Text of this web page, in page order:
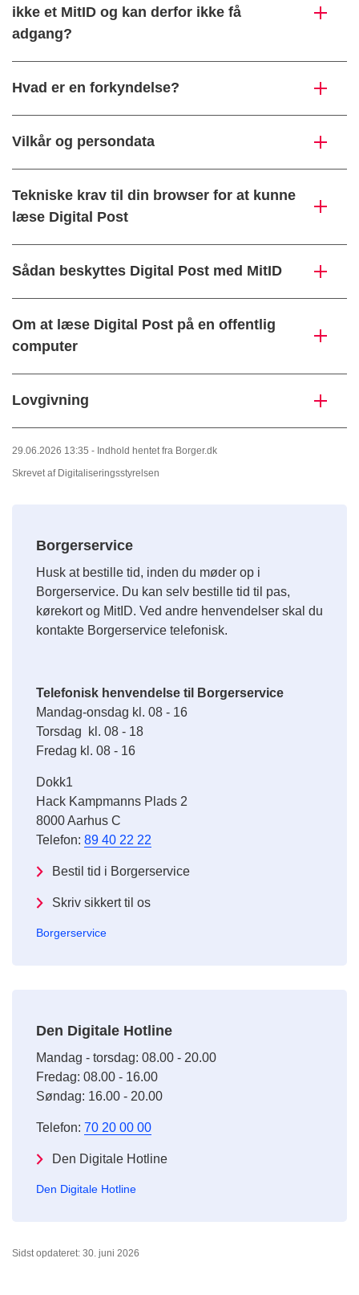
ikke et MitID og kan derfor ikke få
adgang?
Hvad er en forkyndelse?
Vilkår og persondata
Tekniske krav til din browser for at kunne
læse Digital Post
Sådan beskyttes Digital Post med MitID
Om at læse Digital Post på en offentlig
computer
Lovgivning
29.06.2026 13:35 - Indhold hentet fra Borger.dk
Skrevet af Digitaliseringsstyrelsen
Borgerservice
Husk at bestille tid, inden du møder op i
Borgerservice. Du kan selv bestille tid til pas,
kørekort og MitID. Ved andre henvendelser skal du
kontakte Borgerservice telefonisk.
Telefonisk henvendelse til Borgerservice
Mandag-onsdag kl. 08 - 16
Torsdag kl. 08 - 18
Fredag kl. 08 - 16
Dokk1
Hack Kampmanns Plads 2
8000 Aarhus C
Telefon: 89 40 22 22
Bestil tid i Borgerservice
Skriv sikkert til os
Borgerservice
Den Digitale Hotline
Mandag - torsdag: 08.00 - 20.00
Fredag: 08.00 - 16.00
Søndag: 16.00 - 20.00
Telefon: 70 20 00 00
Den Digitale Hotline
Den Digitale Hotline
Sidst opdateret: 30. juni 2026